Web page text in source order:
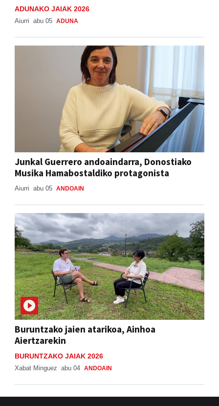
ADUNAKO JAIAK 2026
Aiurri abu 05 ADUNA
Junkal Guerrero andoaindarra, Donostiako
Musika Hamabostaldiko protagonista
Aiurri abu 05 ANDOAIN
Buruntzako jaien atarikoa, Ainhoa
Aiertzarekin
BURUNTZAKO JAIAK 2026
Xabat Minguez abu 04 ANDOAIN